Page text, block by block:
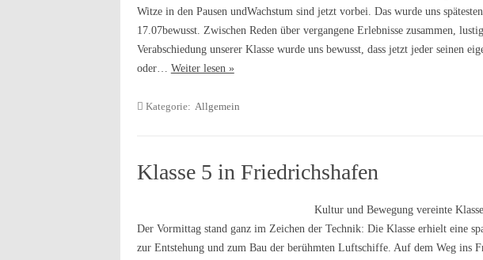
Witze in den Pausen undWachstum sind jetzt vorbei. Das wurde uns
17.07bewusst. Zwischen Reden über vergangene Erlebnisse zusammen,
Verabschiedung unserer Klasse wurde uns bewusst, dass jetzt jeder seinen
oder… Weiter lesen »
Kategorie: Allgemein
Klasse 5 in Friedrichshafen
Kultur und Bewegung vereinte
Der Vormittag stand ganz im Zeichen der Technik: Die Klasse erhielt eine
zur Entstehung und zum Bau der berühmten Luftschiffe. Auf dem Weg ins